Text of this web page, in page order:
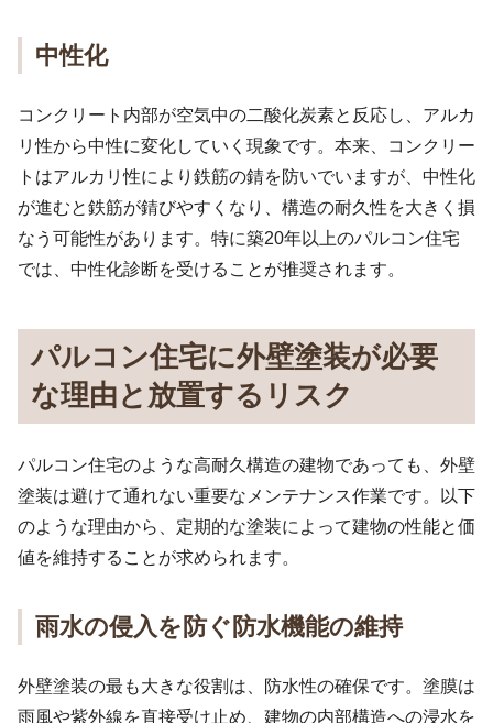
中性化
コンクリート内部が空気中の二酸化炭素と反応し、アルカ
リ性から中性に変化していく現象です。本来、コンクリー
トはアルカリ性により鉄筋の錆を防いでいますが、中性化
が進むと鉄筋が錆びやすくなり、構造の耐久性を大きく損
なう可能性があります。特に築20年以上のパルコン住宅
では、中性化診断を受けることが推奨されます。
パルコン住宅に外壁塗装が必要
な理由と放置するリスク
パルコン住宅のような高耐久構造の建物であっても、外壁
塗装は避けて通れない重要なメンテナンス作業です。以下
のような理由から、定期的な塗装によって建物の性能と価
値を維持することが求められます。
雨水の侵入を防ぐ防水機能の維持
外壁塗装の最も大きな役割は、防水性の確保です。塗膜は
雨風や紫外線を直接受け止め、建物の内部構造への浸水を